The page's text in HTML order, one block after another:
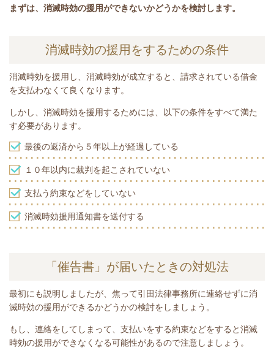
まずは、消滅時効の援用ができないかどうかを検討します。
消滅時効の援用をするための条件
消滅時効を援用し、消滅時効が成立すると、請求されている借金
を支払わなくて良くなります。
しかし、消滅時効を援用するためには、以下の条件をすべて満た
す必要があります。
最後の返済から５年以上が経過している
１０年以内に裁判を起こされていない
支払う約束などをしていない
消滅時効援用通知書を送付する
「催告書」が届いたときの対処法
最初にも説明しましたが、焦って引田法律事務所に連絡せずに消
滅時効の援用ができるかどうかの検討をしましょう。
もし、連絡をしてしまって、支払いをする約束などをすると消滅
時効の援用ができなくなる可能性があるので注意しましょう。